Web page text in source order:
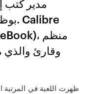
وقارئ
ظهرت اللعبة في